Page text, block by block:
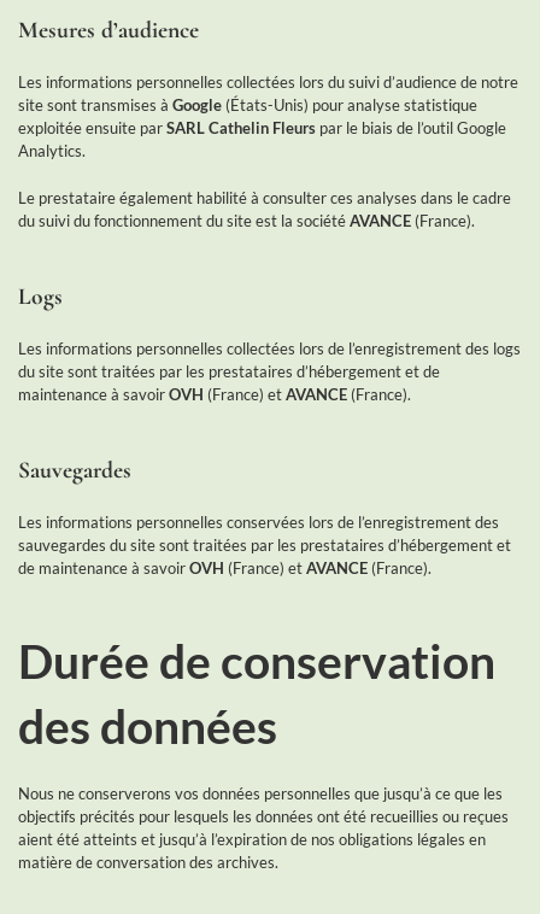
Mesures d’audience
Les informations personnelles collectées lors du suivi d’audience de notre
site sont transmises à Google (États-Unis) pour analyse statistique
exploitée ensuite parSARL Cathelin Fleurs par le biais de l’outil Google
Analytics.
Le prestataire également habilité à consulter ces analyses dans le cadre
du suivi du fonctionnement du site est la sociétéAVANCE (France).
Logs
Les informations personnelles collectées lors de l’enregistrement des logs
du site sont traitées par les prestataires d’hébergement et de
maintenance à savoirOVH (France) etAVANCE (France).
Sauvegardes
Les informations personnelles conservées lors de l’enregistrement des
sauvegardes du site sont traitées par les prestataires d’hébergement et
de maintenance à savoirOVH (France) etAVANCE (France).
Durée de conservation
des données
Nous ne conserverons vos données personnelles que jusqu’à ce que les
objectifs précités pour lesquels les données ont été recueillies ou reçues
aient été atteints et jusqu’à l’expiration de nos obligations légales en
matière de conversation des archives.